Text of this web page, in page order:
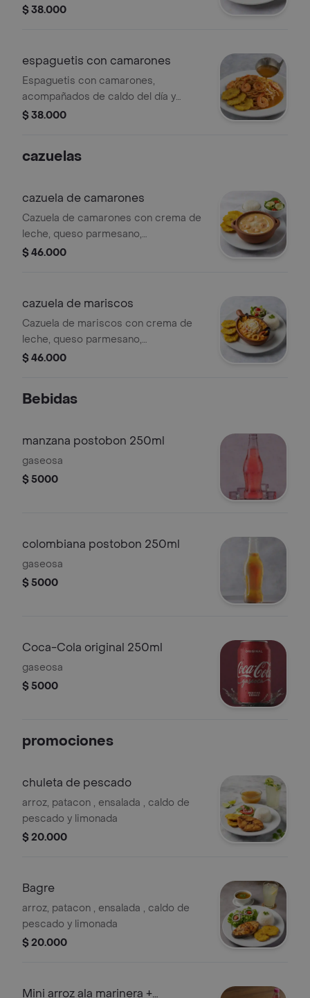
del día.
$ 38.000
espaguetis con camarones
Espaguetis con camarones,
acompañados de caldo del día y
patacones.
$ 38.000
cazuelas
cazuela de camarones
Cazuela de camarones con crema de
leche, queso parmesano,
acompañada de patacones, arroz y
$ 46.000
cazuela de mariscos
Cazuela de mariscos con crema de
leche, queso parmesano,
acompañada de patacones, arroz y
$ 46.000
Bebidas
manzana postobon 250ml
gaseosa
$ 5000
colombiana postobon 250ml
gaseosa
$ 5000
Coca-Cola original 250ml
gaseosa
$ 5000
promociones
chuleta de pescado
arroz, patacon , ensalada , caldo de
pescado y limonada
$ 20.000
Bagre
arroz, patacon , ensalada , caldo de
pescado y limonada
$ 20.000
Mini arroz ala marinera +